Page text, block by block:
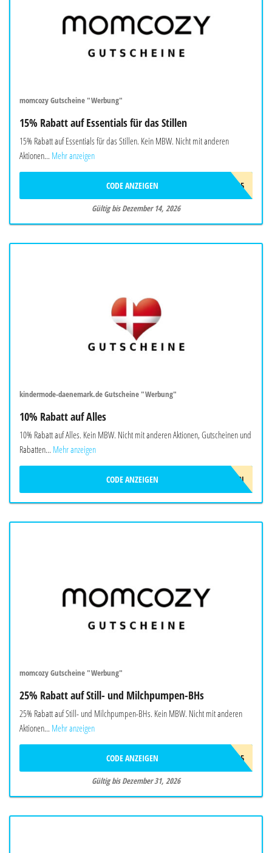
momcozy Gutscheine "Werbung"
15% Rabatt auf Essentials für das Stillen
15% Rabatt auf Essentials für das Stillen. Kein MBW. Nicht mit anderen
Aktionen... Mehr anzeigen
BUNDLE15
CODE ANZEIGEN
Gültig bis Dezember 14, 2026
kindermode-daenemark.de Gutscheine "Werbung"
10% Rabatt auf Alles
10% Rabatt auf Alles. Kein MBW. Nicht mit anderen Aktionen, Gutscheinen und
Rabatten... Mehr anzeigen
H4BCRJ
CODE ANZEIGEN
momcozy Gutscheine "Werbung"
25% Rabatt auf Still- und Milchpumpen-BHs
25% Rabatt auf Still- und Milchpumpen-BHs. Kein MBW. Nicht mit anderen
Aktionen... Mehr anzeigen
BRA25
CODE ANZEIGEN
Gültig bis Dezember 31, 2026